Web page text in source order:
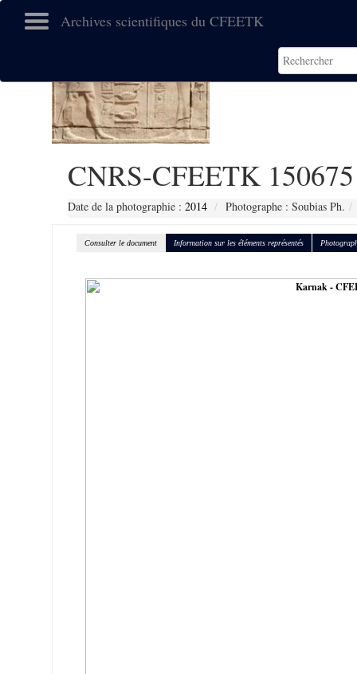
Archives scientifiques du CFEETK
CNRS-CFEETK 150675
Date de la photographie : 2014 Photographe : Soubias Ph.
Consulter le document Information sur les éléments représentés